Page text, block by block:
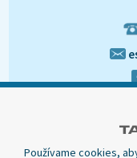
Používame cookies,